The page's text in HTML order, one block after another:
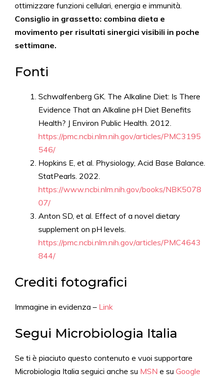
ottimizzare funzioni cellulari, energia e immunità.
Consiglio in grassetto: combina dieta e
movimento per risultati sinergici visibili in poche
settimane.
Fonti
Schwalfenberg GK. The Alkaline Diet: Is There
Evidence That an Alkaline pH Diet Benefits
Health? J Environ Public Health. 2012.
https://pmc.ncbi.nlm.nih.gov/articles/PMC3195
546/
Hopkins E, et al. Physiology, Acid Base Balance.
StatPearls. 2022.
https://www.ncbi.nlm.nih.gov/books/NBK5078
07/
Anton SD, et al. Effect of a novel dietary
supplement on pH levels.
https://pmc.ncbi.nlm.nih.gov/articles/PMC4643
844/
Crediti fotografici
Immagine in evidenza – Link
Segui Microbiologia Italia
Se ti è piaciuto questo contenuto e vuoi supportare
Microbiologia Italia seguici anche su MSN e su Google